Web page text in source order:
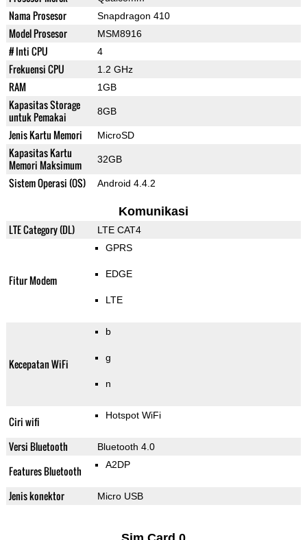
Nama Prosesor Snapdragon 410
Model Prosesor MSM8916
# Inti CPU 4
Frekuensi CPU 1.2 GHz
RAM 1GB
Kapasitas Storage
untuk Pemakai
8GB
Jenis Kartu Memori MicroSD
Kapasitas Kartu
Memori Maksimum
32GB
Sistem Operasi (OS) Android 4.4.2
Komunikasi
LTE Category (DL) LTE CAT4
Fitur Modem
GPRS
EDGE
LTE
Kecepatan WiFi
b
g
n
Ciri wifi Hotspot WiFi
Versi Bluetooth Bluetooth 4.0
Features Bluetooth A2DP
Jenis konektor Micro USB